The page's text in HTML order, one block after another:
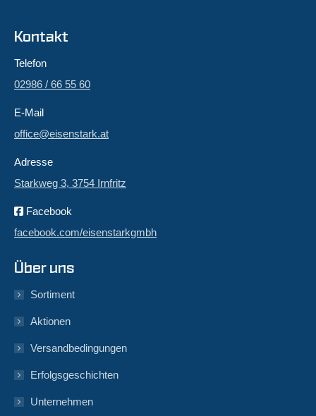
Kontakt
Telefon
02986 / 66 55 60
E-Mail
office@eisenstark.at
Adresse
Starkweg 3, 3754 Irnfritz
Facebook
facebook.com/eisenstarkgmbh
Über uns
Sortiment
Aktionen
Versandbedingungen
Erfolgsgeschichten
Unternehmen